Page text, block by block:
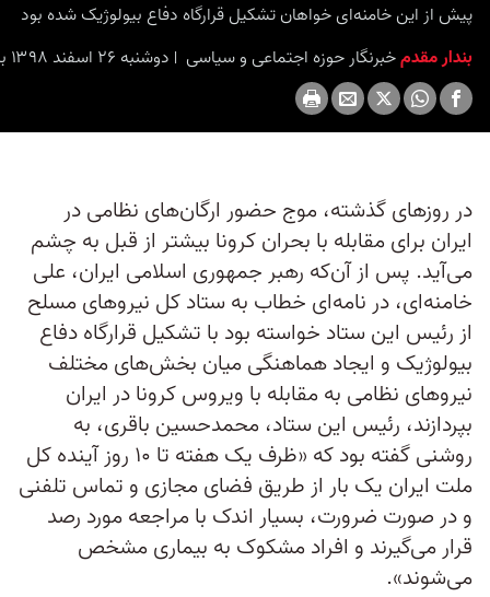
پیش از این خامنه‌ای خواهان تشکیل قرارگاه دفاع بیولوژیک شده بود
بندار مقدمخبرنگار حوزه اجتماعی و سیاسی دوشنبه ۲۶ اسفند ۱۳۹۸ برابر با ۱۶ مارس ۲۰۲۰ ۱۶:۴۵
در روزهای گذشته، موج حضور ارگان‌های نظامی در
ایران برای مقابله با بحران کرونا بیشتر از قبل به چشم
می‌آید. پس از آن‌که رهبر جمهوری اسلامی ایران، علی
خامنه‌ای، در نامه‌ای خطاب به ستاد کل نیروهای مسلح
از رئیس این ستاد خواسته بود با تشکیل قرارگاه دفاع
بیولوژیک و ایجاد هماهنگی میان بخش‌های مختلف
نیروهای نظامی به مقابله با ویروس کرونا در ایران
بپردازند، رئیس این ستاد، محمدحسین باقری، به
روشنی گفته بود که «ظرف یک هفته تا ۱۰ روز آینده کل
ملت ایران یک بار از طریق فضای مجازی و تماس تلفنی
و در صورت ضرورت، بسیار اندک با مراجعه مورد رصد
قرار می‌گیرند و افراد مشکوک به بیماری مشخص
می‌شوند».